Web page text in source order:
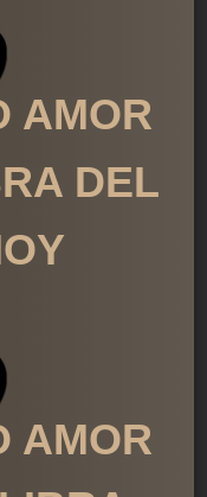
AMOR
DEL
AMOR